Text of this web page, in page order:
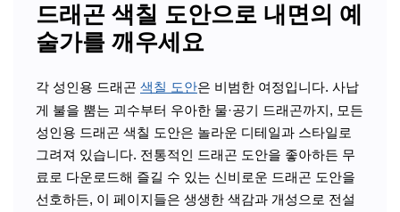
드래곤 색칠 도안으로 내면의 예
술가를 깨우세요
각 성인용 드래곤 색칠 도안은 비범한 여정입니다. 사납
게 불을 뿜는 괴수부터 우아한 물·공기 드래곤까지, 모든
성인용 드래곤 색칠 도안은 놀라운 디테일과 스타일로
그려져 있습니다. 전통적인 드래곤 도안을 좋아하든 무
료로 다운로드해 즐길 수 있는 신비로운 드래곤 도안을
선호하든, 이 페이지들은 생생한 색감과 개성으로 전설